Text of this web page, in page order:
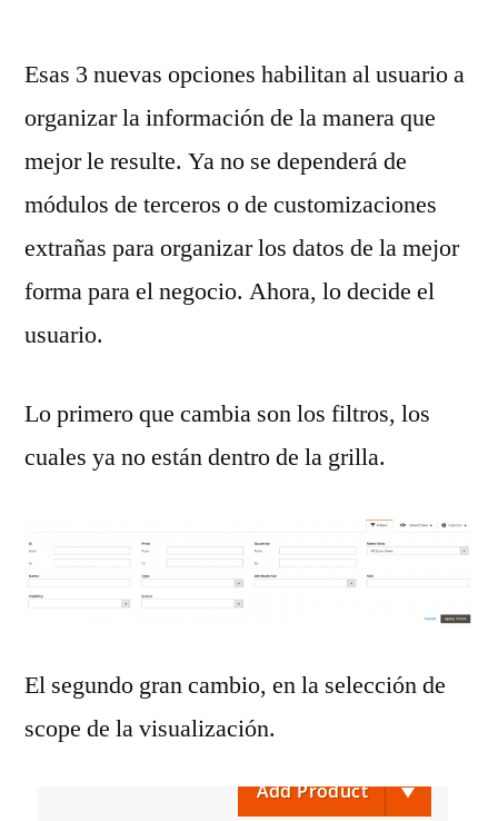
Esas 3 nuevas opciones habilitan al usuario a
organizar la información de la manera que
mejor le resulte. Ya no se dependerá de
módulos de terceros o de customizaciones
extrañas para organizar los datos de la mejor
forma para el negocio. Ahora, lo decide el
usuario.
Lo primero que cambia son los filtros, los
cuales ya no están dentro de la grilla.
El segundo gran cambio, en la selección de
scope de la visualización.